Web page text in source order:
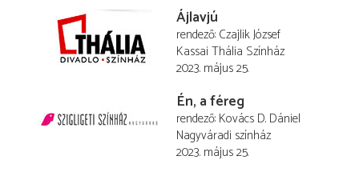
Ájlavjú
rendező Czajlik József
Kassai Thália Színház
2023. május 25.
Én, a féreg
rendező Kovács D. Dániel
Nagyváradi színház
2023. május 25.